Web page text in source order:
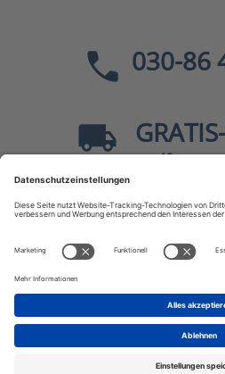
030-86
GRATIS
40
Sicher
* Alle Preiseinkl.
JF-Buchdienst – Aktuelle